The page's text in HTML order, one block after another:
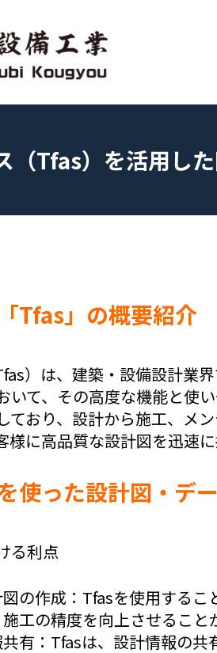
（Tfas）を活用し
Tfas」の概要紹介
）は、建築・設備設計業
いて、その高度な機能と使
ており、設計から施工、メ
様に高品質な設計図を迅速に
使った設計図・デ
る利点
の作成 ：Tfasを使用する
工の精度を向上させること
有 ：Tfasは、設計情報の